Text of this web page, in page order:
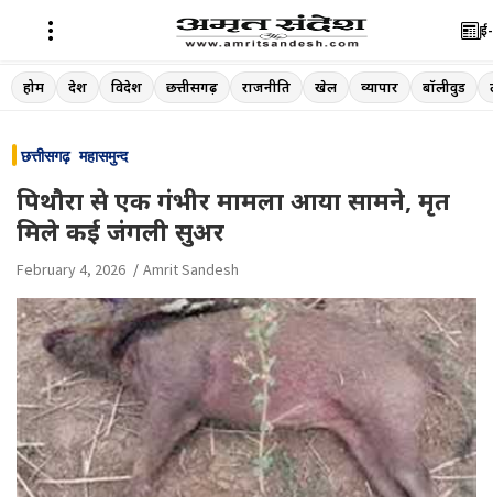
Skip
to
होम देश विदेश छत्तीसगढ़ राजनीति खेल व्यापार बॉलीवुड
छत्तीसगढ़ महासमुन्द
पिथौरा से एक गंभीर मामला आया सामने, मृत
मिले कई जंगली सुअर
February 4, 2026 Amrit Sandesh